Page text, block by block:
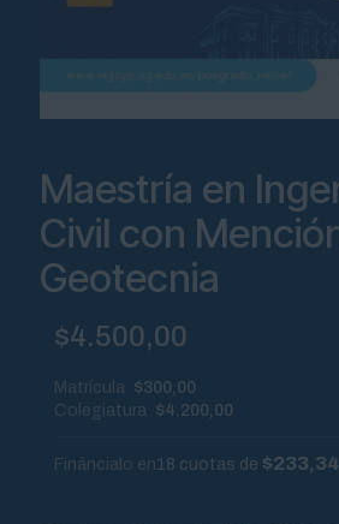
Maestría en
Civil con
Geotecnia
$4.500,00
Matrícula $300,00
Colegiatura $4.200,00
Fináncialo en18 cuotas de $233,34